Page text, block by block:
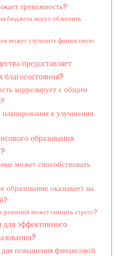
тревожность?
бюджета могут облегчить
может улучшить финансовую
предоставляет
благосостояния?
коррелирует с общим
в улучшении
образования
может способствовать
образование оказывает на
решений может снизить стресс?
эффективного
повышения финансовой